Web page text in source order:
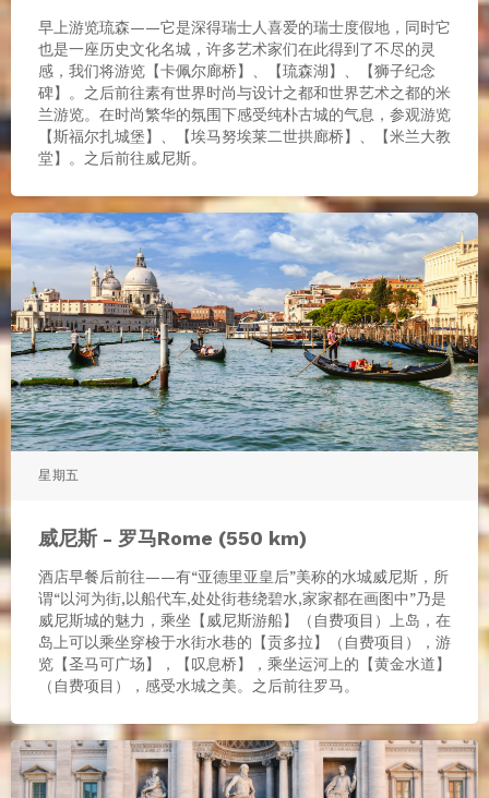
早上游览琉森——它是深得瑞士人喜爱的瑞士度假地，同时它
也是一座历史文化名城，许多艺术家们在此得到了不尽的灵
感，我们将游览【卡佩尔廊桥】、【琉森湖】、【狮子纪念
碑】。之后前往素有世界时尚与设计之都和世界艺术之都的米
兰游览。在时尚繁华的氛围下感受纯朴古城的气息，参观游览
【斯福尔扎城堡】、【埃马努埃莱二世拱廊桥】、【米兰大教
堂】。之后前往威尼斯。
星期五
威尼斯 - 罗马Rome (550 km)
酒店早餐后前往——有“亚德里亚皇后”美称的水城威尼斯，所
谓“以河为街,以船代车,处处街巷绕碧水,家家都在画图中”乃是
威尼斯城的魅力，乘坐【威尼斯游船】（自费项目）上岛，在
岛上可以乘坐穿梭于水街水巷的【贡多拉】（自费项目），游
览【圣马可广场】，【叹息桥】，乘坐运河上的【黄金水道】
（自费项目），感受水城之美。之后前往罗马。